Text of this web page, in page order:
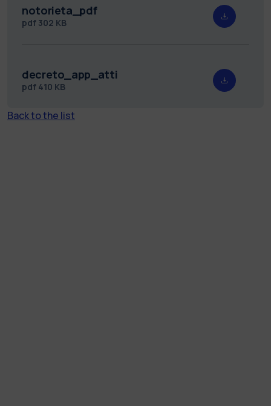
notorieta_pdf
pdf 302 KB
decreto_app_atti
pdf 410 KB
Back to the list